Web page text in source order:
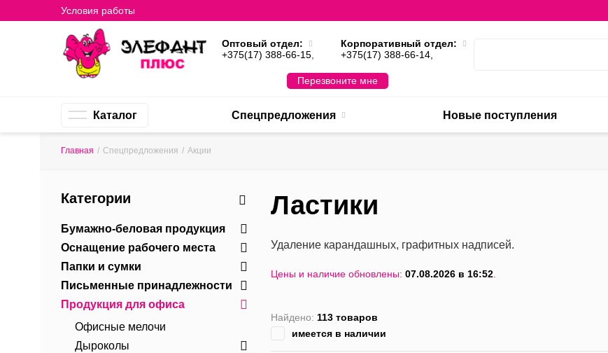
Условия работы
Оптовый отдел:
+375(17) 388-66-15,
Корпоративный отдел:
+375(17) 388-66-14,
Перезвоните мне
Каталог Спецпредложения Новые поступления
Главная / Спецпредложения / Акции
Категории
Бумажно-беловая продукция
Оснащение рабочего места
Папки и сумки
Письменные принадлежности
Продукция для офиса
Офисные мелочи
Дыроколы
Ластики
Удаление карандашных, графитных надписей.
Цены и наличие обновлены: 07.08.2026 в 16:52.
Найдено: 113 товаров
имеется в наличии